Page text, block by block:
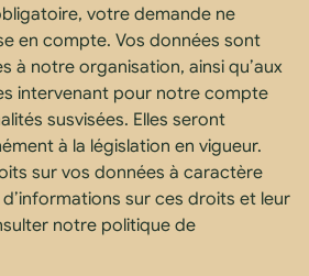
votre demande ne
en compte. Vos données sont
à notre organisation, ainsi qu’aux
intervenant pour notre compte
susvisées. Elles seront
à la législation en vigueur.
sur vos données à caractère
sur ces droits et leur
notre politique de